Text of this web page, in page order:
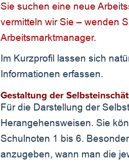
Sie suchen eine neue
vermitteln wir Sie – wenden
Arbeitsmarktmanager.
Im Kurzprofil lassen sich
Informationen erfassen.
Gestaltung der
Für die Darstellung der
Herangehensweisen. Sie
Schulnoten 1 bis 6.
anzugeben, wann man die